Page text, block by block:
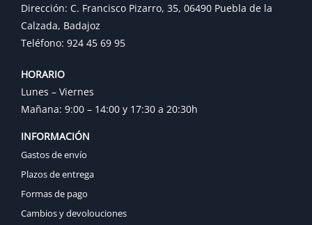
Dirección: C. Francisco Pizarro, 35, 06490 Puebla de la
Calzada, Badajoz
Teléfono: 924 45 69 95
HORARIO
Lunes – Viernes
Mañana: 9:00 – 14:00 y 17:30 a 20:30h
INFORMACIÓN
Gastos de envío
Plazos de entrega
Formas de pago
Cambios y devolouciones